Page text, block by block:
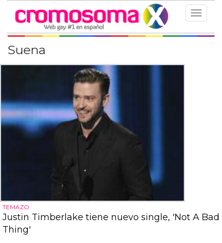
Toggle
Suena
TEMAZO
Justin Timberlake tiene nuevo single, 'Not A Bad
Thing'